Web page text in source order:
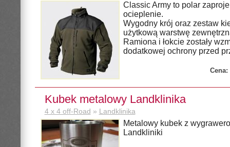
Classic Army to polar
ocieplenie.
Wygodny krój oraz zestaw
użytkową warstwę
Ramiona i łokcie zostały
dodatkowej ochrony przed
Cena:
Kubek metalowy Landklinika
4 x 4 off-Road » Landklinika
Metalowy kubek z
Landkliniki